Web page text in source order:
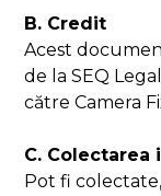
B. Credit
Acest
de la SEQ
către Camera
C.
Pot fi